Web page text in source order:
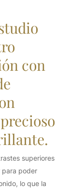
con
superiores
para poder
lo que la